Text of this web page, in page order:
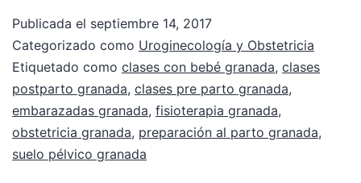
Publicada el septiembre 14, 2017
Categorizado como Uroginecología y Obstetricia
Etiquetado como clases con bebé granada, clases
postparto granada, clases pre parto granada,
embarazadas granada, fisioterapia granada,
obstetricia granada, preparación al parto granada,
suelo pélvico granada